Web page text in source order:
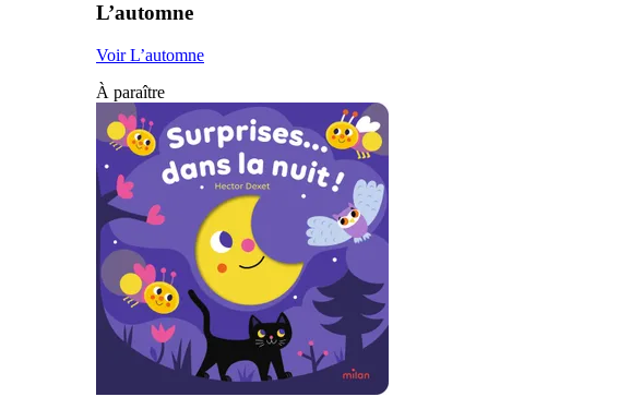
L’automne
Voir L’automne
À paraître